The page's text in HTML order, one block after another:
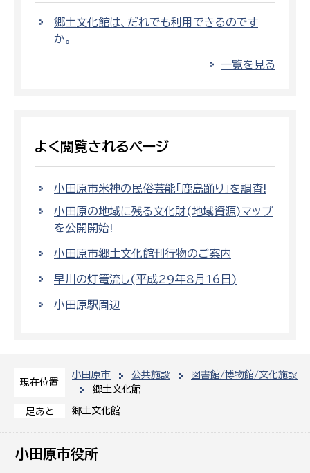
現在位置
小田原市 公共施設
図書館/博物館/文化施設
郷土文化館
足あと 郷土文化館
郷土文化館は、だれでも利用できるのです
か。
一覧を見る
よく閲覧されるページ
小田原市米神の民俗芸能「鹿島踊り」を調査!
小田原の地域に残る文化財(地域資源)マップ
を公開開始!
小田原市郷土文化館刊行物のご案内
早川の灯篭流し(平成29年8月16日)
小田原駅周辺
小田原市役所